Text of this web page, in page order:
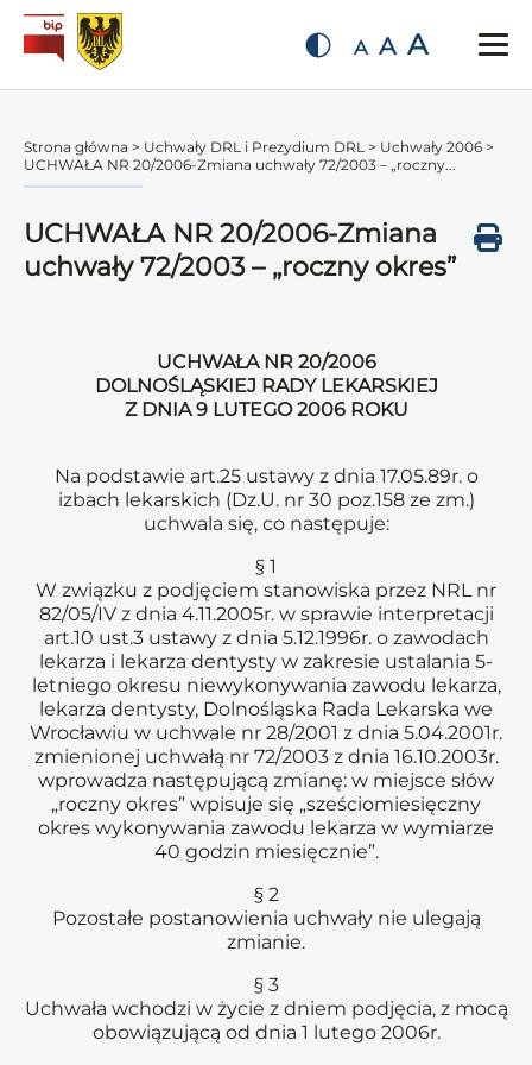
A A A
Strona główna > Uchwały DRL i Prezydium DRL > Uchwały 2006 >
UCHWAŁA NR 20/2006-Zmiana uchwały 72/2003 – „roczny...
UCHWAŁA NR 20/2006-Zmiana
uchwały 72/2003 – „roczny okres”
UCHWAŁA NR 20/2006
DOLNOŚLĄSKIEJ RADY LEKARSKIEJ
Z DNIA 9 LUTEGO 2006 ROKU
Na podstawie art.25 ustawy z dnia 17.05.89r. o
izbach lekarskich (Dz.U. nr 30 poz.158 ze zm.)
uchwala się, co następuje:
§ 1
W związku z podjęciem stanowiska przez NRL nr
82/05/IV z dnia 4.11.2005r. w sprawie interpretacji
art.10 ust.3 ustawy z dnia 5.12.1996r. o zawodach
lekarza i lekarza dentysty w zakresie ustalania 5-
letniego okresu niewykonywania zawodu lekarza,
lekarza dentysty, Dolnośląska Rada Lekarska we
Wrocławiu w uchwale nr 28/2001 z dnia 5.04.2001r.
zmienionej uchwałą nr 72/2003 z dnia 16.10.2003r.
wprowadza następującą zmianę: w miejsce słów
„roczny okres” wpisuje się „sześciomiesięczny
okres wykonywania zawodu lekarza w wymiarze
40 godzin miesięcznie”.
§ 2
Pozostałe postanowienia uchwały nie ulegają
zmianie.
§ 3
Uchwała wchodzi w życie z dniem podjęcia, z mocą
obowiązującą od dnia 1 lutego 2006r.